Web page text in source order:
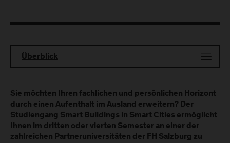
Überblick
Sie möchten Ihren fachlichen und persönlichen Horizont
durch einen Aufenthalt im Ausland erweitern? Der
Studiengang Smart Buildings in Smart Cities ermöglicht
Ihnen im dritten oder vierten Semester an einer der
zahlreichen Partneruniversitäten der FH Salzburg zu